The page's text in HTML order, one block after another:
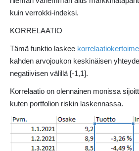
kuin verrokki-indeksi.
KORRELAATIO
Tämä funktio laskee
kahden arvojoukon keskinäisen
negatiivisen välillä [-1,1].
Korrelaatio on olennainen monissa
kuten portfolion riskin laskennassa.